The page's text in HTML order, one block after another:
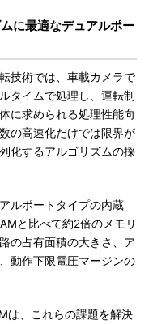
に最適なデュアルポー
技術では、車載カメラで
タイムで処理し、運転制
に求められる処理性能向
の高速化だけでは限界が
化するアルゴリズムの採
ルポートタイプの内蔵
と比べて約2倍のメモリ
の占有面積の大きさ、ア
動作下限電圧マージンの
は、これらの課題を解決